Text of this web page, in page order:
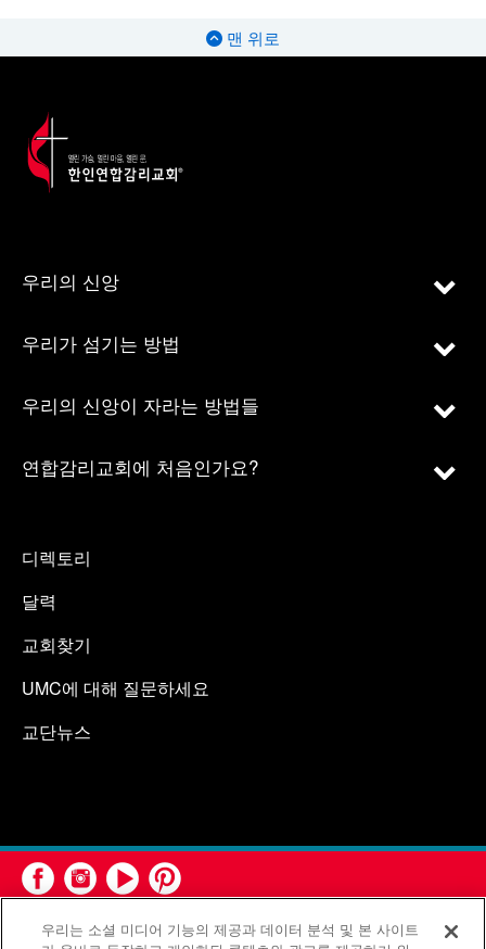
맨 위로
우리의 신앙
우리가 섬기는 방법
우리의 신앙이 자라는 방법들
연합감리교회에 처음인가요?
디렉토리
달력
교회찾기
UMC에 대해 질문하세요
교단뉴스
우리는 소셜 미디어 기능의 제공과 데이터 분석 및 본 사이트